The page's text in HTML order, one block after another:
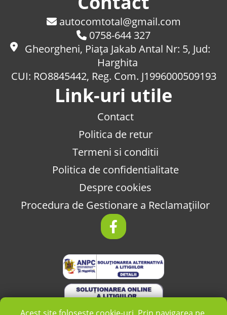
autocomtotal@gmail.com
0758-644 327
Gheorgheni, Piaţa Jakab Antal Nr: 5, Jud:
Harghita
CUI: RO8845442, Reg. Com. J1996000509193
Link-uri utile
Contact
Politica de retur
Termeni si conditii
Politica de confidentialitate
Despre cookies
Procedura de Gestionare a Reclamațiilor